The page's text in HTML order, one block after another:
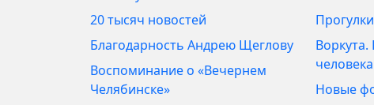
20 тысяч новостей
Благодарность Андрею Щеглову
Воспоминание о «Вечернем
Челябинске»
Воркута.
человека
Новые